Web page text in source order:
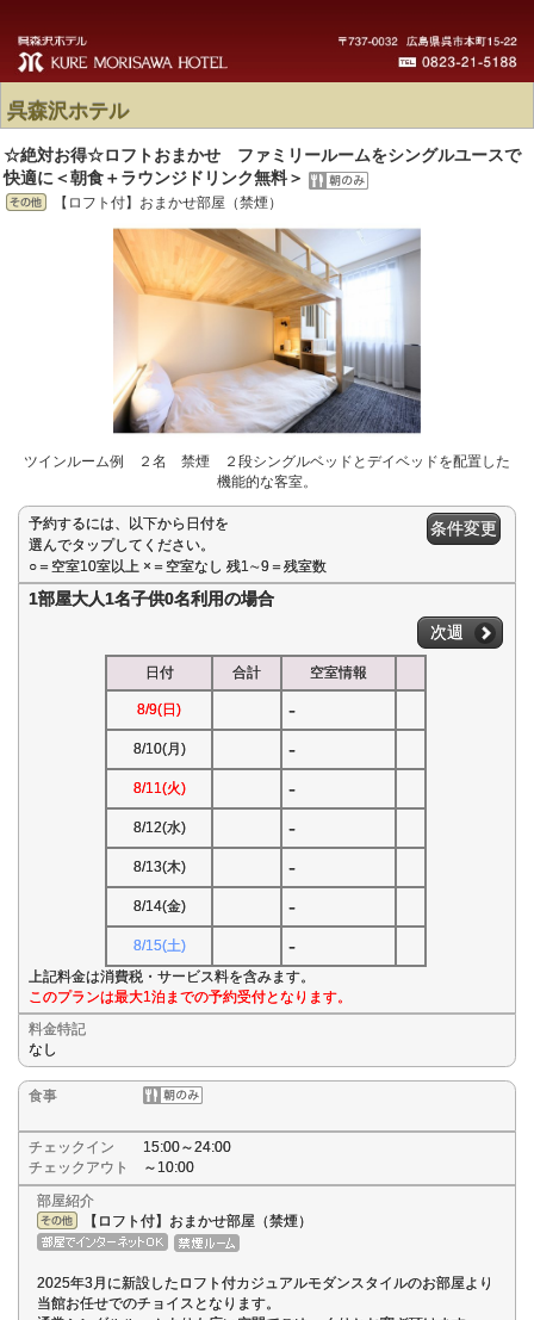
呉森沢ホテル
☆絶対お得☆ロフトおまかせ ファミリールームをシングルユースで
快適に＜朝食＋ラウンジドリンク無料＞
【ロフト付】おまかせ部屋（禁煙）
ツインルーム例 ２名 禁煙 ２段シングルベッドとデイベッドを配置した
機能的な客室。
予約するには、以下から日付を
選んでタップしてください。
○＝空室10室以上 ×＝空室なし 残1∼9＝残室数
条件変更
1部屋大人1名子供0名利用の場合
次週
日付 合計 空室情報
8/9(日) -
8/10(月) -
8/11(火) -
8/12(水) -
8/13(木) -
8/14(金) -
8/15(土) -
上記料金は消費税・サービス料を含みます。
このプランは最大1泊までの予約受付となります。
料金特記
なし
食事
チェックイン
15:00～24:00
チェックアウト
～10:00
部屋紹介
【ロフト付】おまかせ部屋（禁煙）
2025年3月に新設したロフト付カジュアルモダンスタイルのお部屋より
当館お任せでのチョイスとなります。